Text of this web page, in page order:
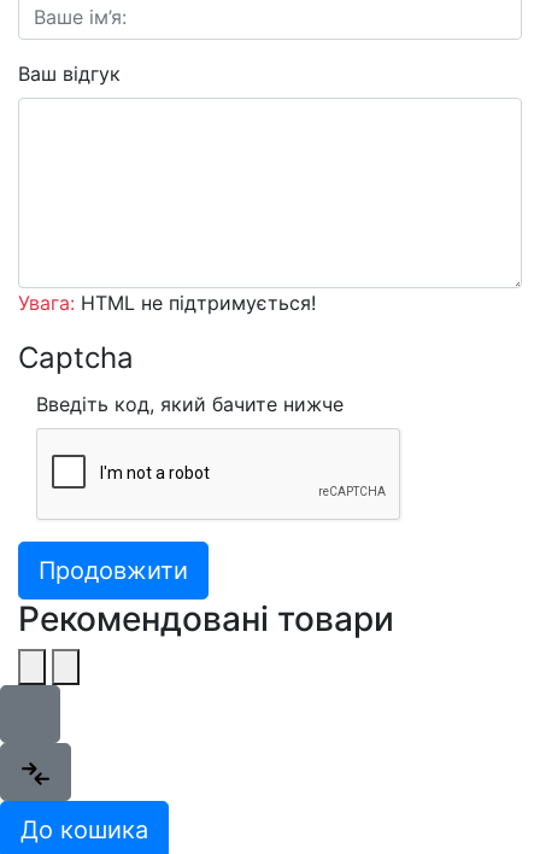
Ваш відгук
Увага: HTML не підтримується!
Captcha
Введіть код, який бачите нижче
Продовжити
Рекомендовані товари
До кошика